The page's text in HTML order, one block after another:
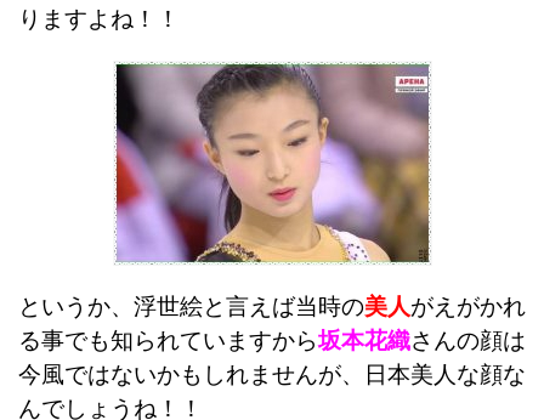
りますよね！！
というか、浮世絵と言えば当時の美人がえがかれ
る事でも知られていますから坂本花織さんの顔は
今風ではないかもしれませんが、日本美人な顔な
んでしょうね！！